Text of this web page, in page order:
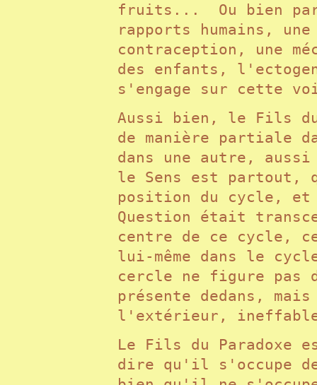
fruits... Ou bien par
rapports humains,
contraception, une
des enfants,
s'engage sur cette
Aussi bien, le Fils du
de manière partiale
dans une autre,
le Sens est partout,
position du cycle,
Question était
centre de ce cycle,
lui-même dans le
cercle ne figure pas
présente dedans, mais
l'extérieur,
Le Fils du Paradoxe
dire qu'il s'occupe